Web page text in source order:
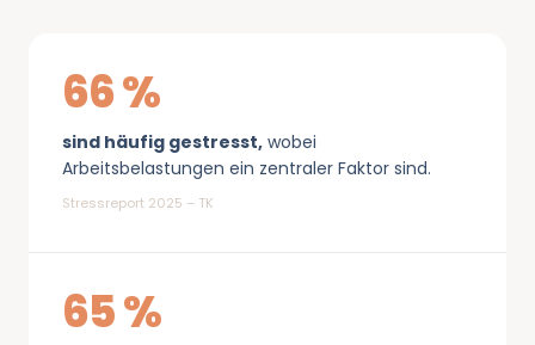
66 %
sind häufig gestresst, wobei
Arbeitsbelastungen ein zentraler Faktor sind.
Stressreport 2025 – TK
65 %